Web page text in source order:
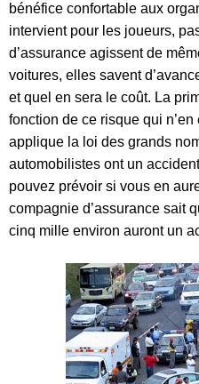
bénéfice confortable aux
intervient pour les joueurs,
d’assurance agissent de
voitures, elles savent
et quel en sera le coût. La
fonction de ce risque qui n’en
applique la loi des grands
automobilistes ont un
pouvez prévoir si vous en
compagnie d’assurance sait
cinq mille environ auront un